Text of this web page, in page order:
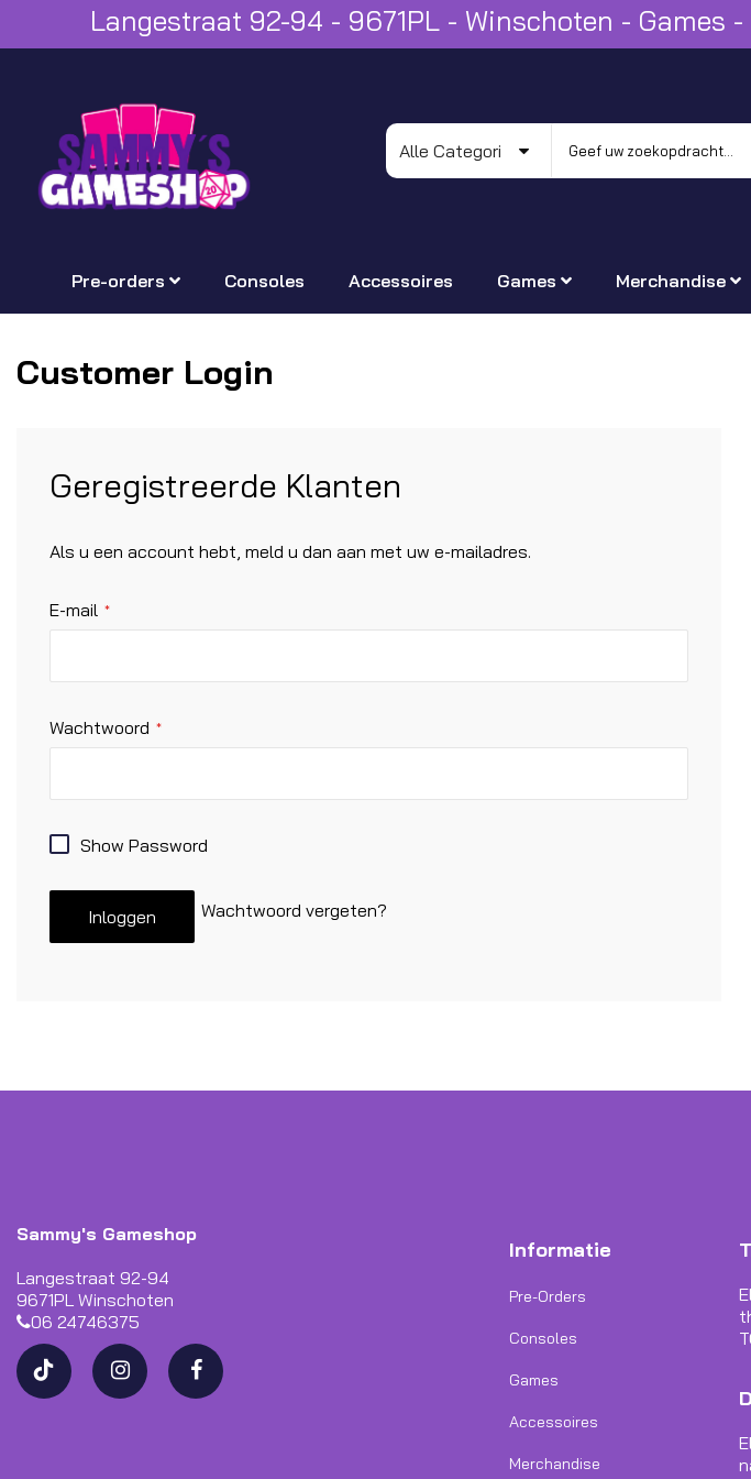
Langestraat 92-94 - 9671PL - Winschoten - Games
Pre-orders Consoles Accessoires Games Merchandise
Customer Login
Geregistreerde Klanten
Als u een account hebt, meld u dan aan met uw e-mailadres.
E-mail
Wachtwoord
Show Password
Inloggen Wachtwoord vergeten?
Sammy's Gameshop
Langestraat 92-94
9671PL Winschoten
06 24746375
Informatie
Pre-Orders
Consoles
Games
Accessoires
Merchandise